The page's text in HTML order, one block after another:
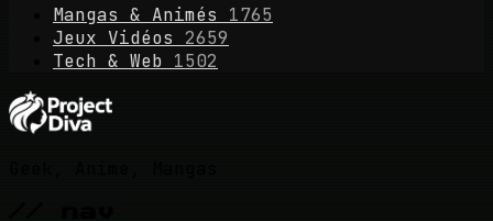
Mangas & Animés
1765
Jeux Vidéos
2659
Tech & Web 1502